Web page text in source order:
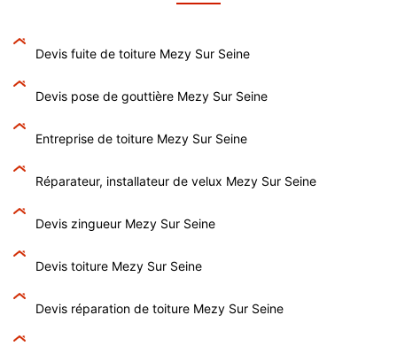
Devis fuite de toiture Mezy Sur Seine
Devis pose de gouttière Mezy Sur Seine
Entreprise de toiture Mezy Sur Seine
Réparateur, installateur de velux Mezy Sur Seine
Devis zingueur Mezy Sur Seine
Devis toiture Mezy Sur Seine
Devis réparation de toiture Mezy Sur Seine